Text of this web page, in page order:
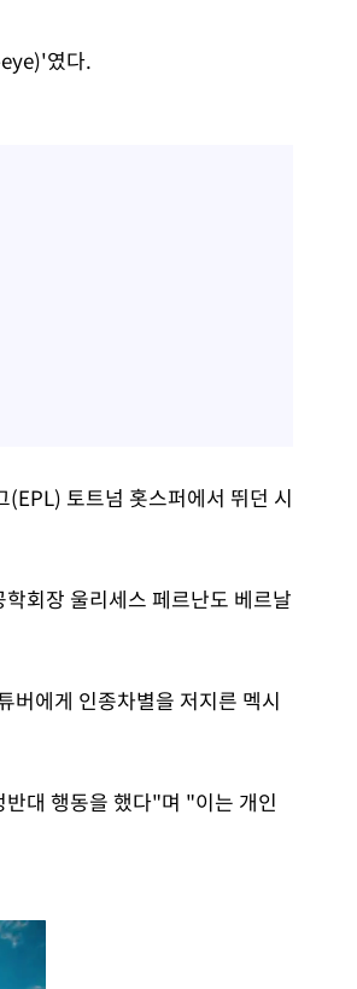
였다.
토트넘 홋스퍼에서 뛰던 시
회장 울리세스 페르난도 베르날
버에게 인종차별을 저지른 멕시
대 행동을 했다"며 "이는 개인